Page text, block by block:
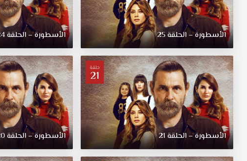
الأسطورة – الحلقة 25 الأسطورة – الحلقة 24
حلقة
21
الأسطورة – الحلقة 21 الأسطورة – الحلقة 20